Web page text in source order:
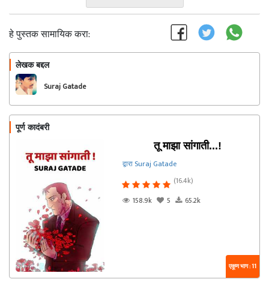
हे पुस्तक सामायिक करा:
लेखक बद्दल
Suraj Gatade
पूर्ण कादंबरी
तू माझा सांगाती...!
द्वारा Suraj Gatade
(16.4k)
158.9k
5 65.2k
एकूण भाग : 11